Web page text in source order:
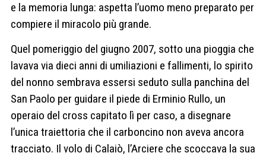
e la memoria lunga: aspetta l’uomo meno preparato per
compiere il miracolo più grande.
Quel pomeriggio del giugno 2007, sotto una pioggia che
lavava via dieci anni di umiliazioni e fallimenti, lo spirito
del nonno sembrava essersi seduto sulla panchina del
San Paolo per guidare il piede di Erminio Rullo, un
operaio del cross capitato lì per caso, a disegnare
l’unica traiettoria che il carboncino non aveva ancora
tracciato. Il volo di Calaiò, l’Arciere che scoccava la sua